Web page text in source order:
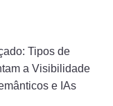
Tipos de
a Visibilidade
e IAs